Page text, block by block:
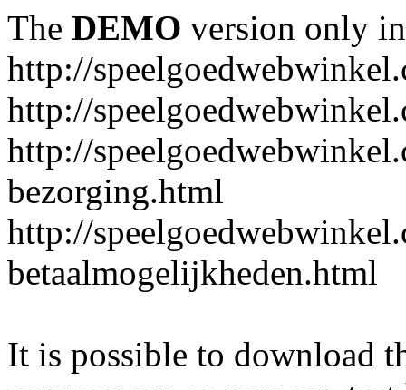
The DEMO version only
http://
http://
http://
bezorging.html
http://
betaalmogelijkheden.html
It is possible to download